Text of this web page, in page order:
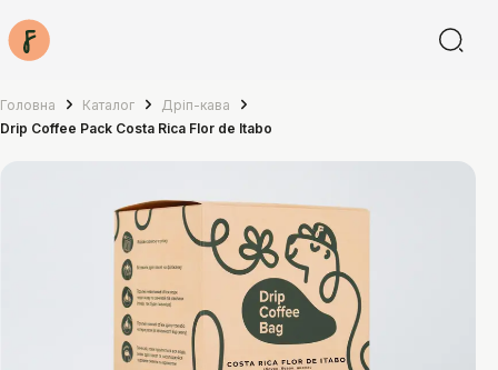
Головна Каталог
Дріп-кава
Drip Coffee Pack Costa Rica Flor de Itabo